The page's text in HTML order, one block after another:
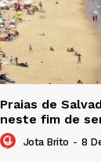
Praias de
neste fim de
Jota Brito - 8